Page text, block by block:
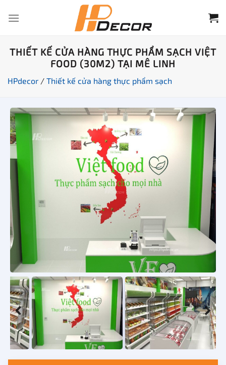
đến
THIẾT KẾ CỬA HÀNG THỰC PHẨM SẠCH VIỆT
FOOD (30M2) TẠI MÊ LINH
HPdecor / Thiết kế cửa hàng thực phẩm sạch